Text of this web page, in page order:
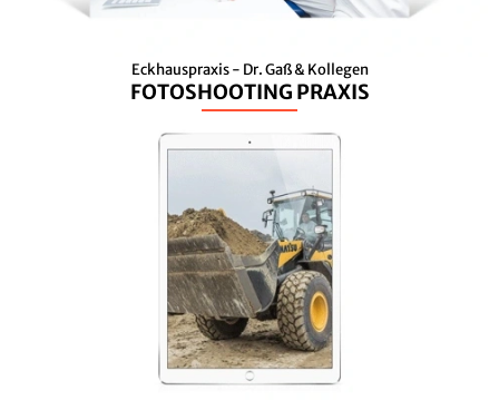
Eckhauspraxis - Dr. Gaß & Kollegen
FOTOSHOOTING PRAXIS